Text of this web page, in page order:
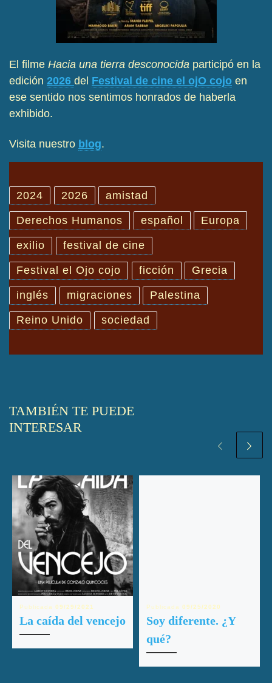
El filme Hacia una tierra desconocida participó en la
edición 2026 del Festival de cine el ojO cojo en
ese sentido nos sentimos honrados de haberla
exhibido.
Visita nuestro blog.
2024 2026 amistad
Derechos Humanos español Europa
exilio festival de cine
Festival el Ojo cojo ficción Grecia
inglés migraciones Palestina
Reino Unido sociedad
TAMBIÉN TE PUEDE
INTERESAR
Publicada 09/29/2021
La caída del vencejo
Publicada 09/25/2020
Soy diferente. ¿Y
qué?